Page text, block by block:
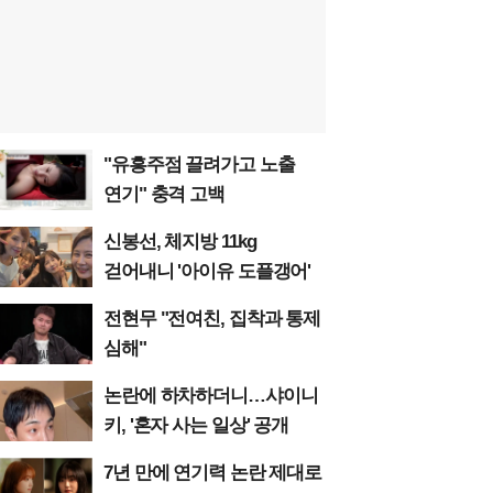
"유흥주점 끌려가고 노출
연기" 충격 고백
신봉선, 체지방 11kg
걷어내니 '아이유 도플갱어'
전현무 "전여친, 집착과 통제
심해"
논란에 하차하더니…샤이니
키, '혼자 사는 일상' 공개
7년 만에 연기력 논란 제대로